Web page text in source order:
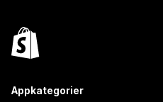
Appkategorier